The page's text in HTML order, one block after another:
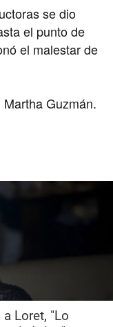
se dio
el punto de
el malestar de
Guzmán.
Loret, "Lo